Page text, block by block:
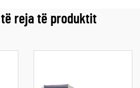
të reja të produktit